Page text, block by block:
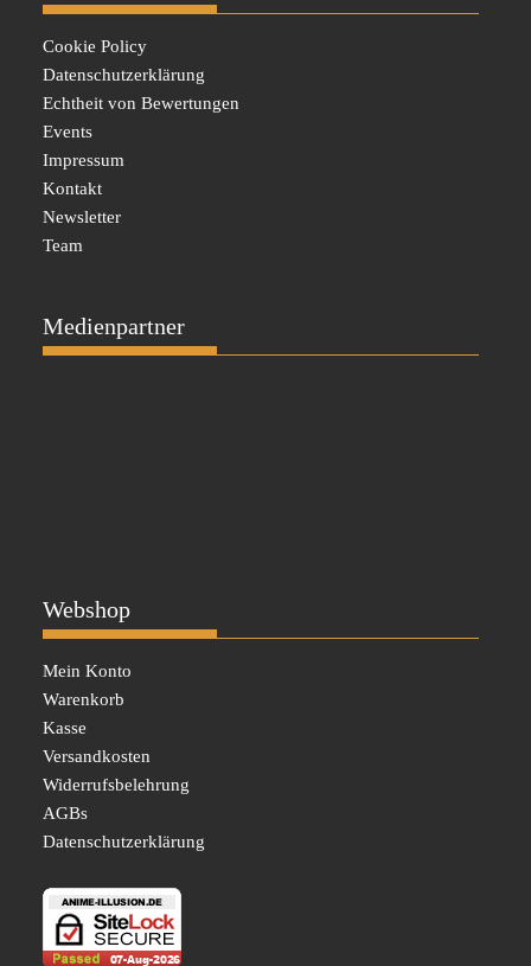
Cookie Policy
Datenschutzerklärung
Echtheit von Bewertungen
Events
Impressum
Kontakt
Newsletter
Team
Medienpartner
Webshop
Mein Konto
Warenkorb
Kasse
Versandkosten
Widerrufsbelehrung
AGBs
Datenschutzerklärung